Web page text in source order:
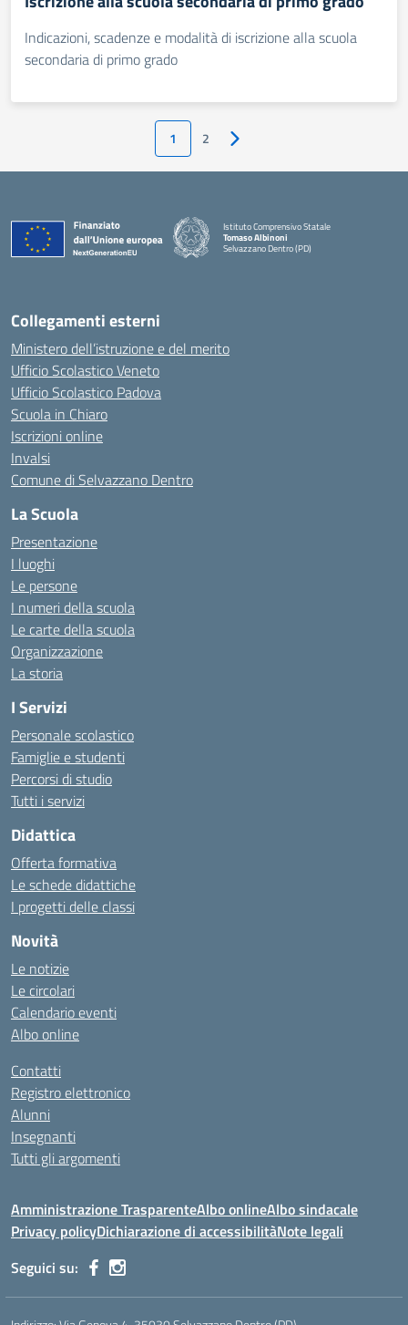
Indicazioni, scadenze e modalità di iscrizione alla scuola
secondaria di primo grado
1 2 Pagina successiva
Istituto Comprensivo Statale
Tomaso Albinoni
Selvazzano Dentro (PD)
Collegamenti esterni
Ministero dell’istruzione e del merito
Ufficio Scolastico Veneto
Ufficio Scolastico Padova
Scuola in Chiaro
Iscrizioni online
Invalsi
Comune di Selvazzano Dentro
La Scuola
Presentazione
I luoghi
Le persone
I numeri della scuola
Le carte della scuola
Organizzazione
La storia
I Servizi
Personale scolastico
Famiglie e studenti
Percorsi di studio
Tutti i servizi
Didattica
Offerta formativa
Le schede didattiche
I progetti delle classi
Novità
Le notizie
Le circolari
Calendario eventi
Albo online
Contatti
Registro elettronico
Alunni
Insegnanti
Tutti gli argomenti
Amministrazione TrasparenteAlbo onlineAlbo sindacale
Privacy policyDichiarazione di accessibilitàNote legali
Seguici su: